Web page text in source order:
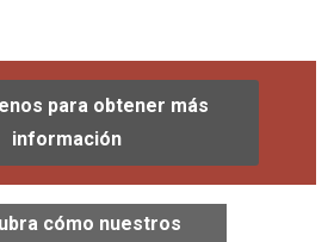
para obtener más
información
cómo nuestros